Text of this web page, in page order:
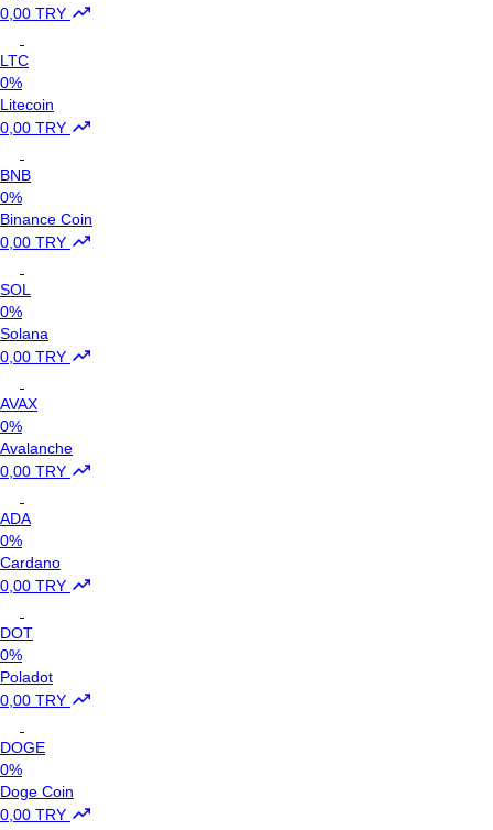
0,00 TRY
LTC
0%
Litecoin
0,00 TRY
BNB
0%
Binance Coin
0,00 TRY
SOL
0%
Solana
0,00 TRY
AVAX
0%
Avalanche
0,00 TRY
ADA
0%
Cardano
0,00 TRY
DOT
0%
Poladot
0,00 TRY
DOGE
0%
Doge Coin
0,00 TRY